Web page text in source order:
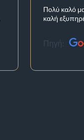
Πολύ καλό
καλή
Πηγή: